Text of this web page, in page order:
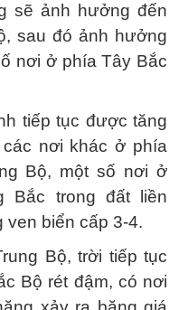
sẽ ảnh hưởng đến
sau đó ảnh hưởng
nơi ở phía Tây Bắc
tiếp tục được tăng
nơi khác ở phía
Bộ, một số nơi ở
Bắc trong đất liền
ven biển cấp 3-4.
Bộ, trời tiếp tục
Bộ rét đậm, có nơi